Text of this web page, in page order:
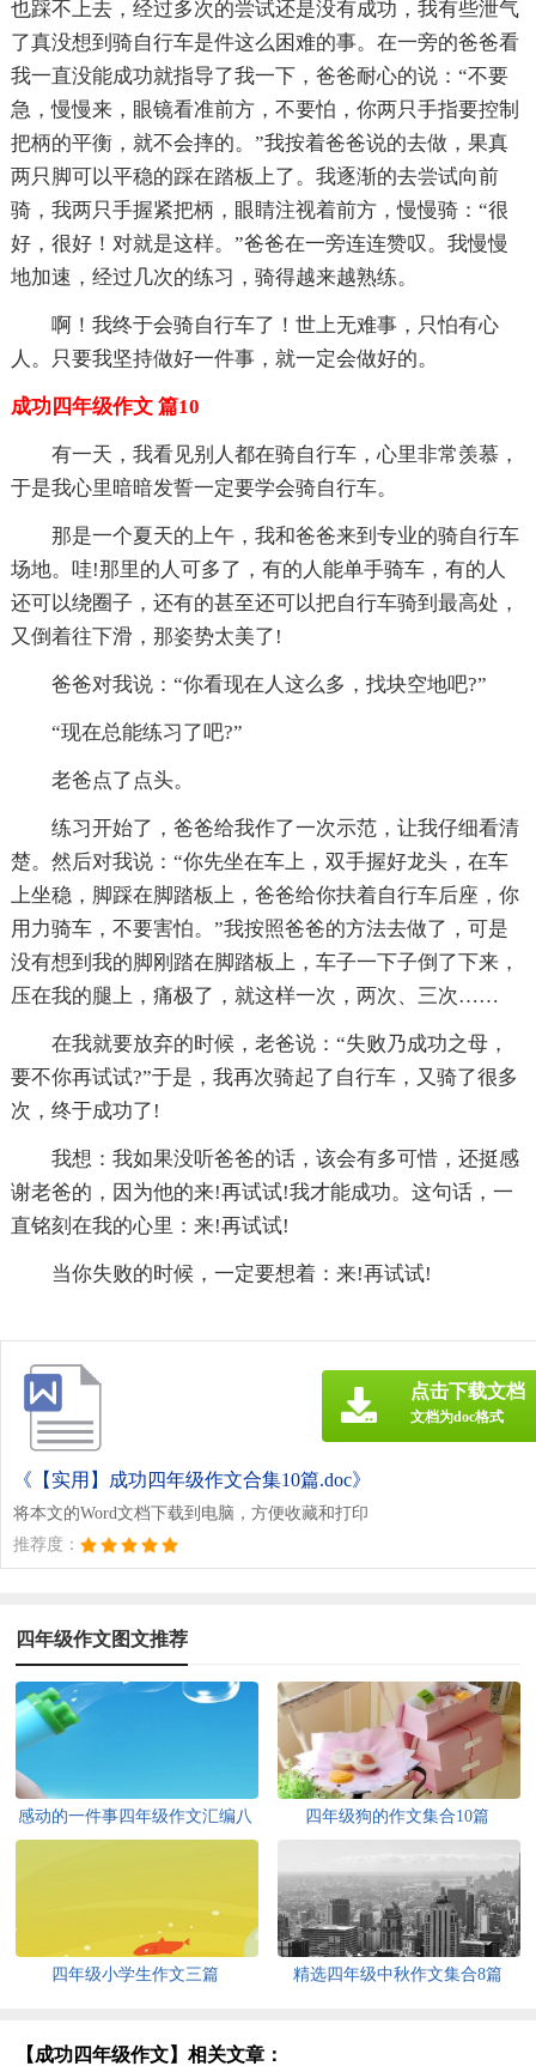
也踩不上去，经过多次的尝试还是没有成功，我有些泄气
了真没想到骑自行车是件这么困难的事。在一旁的爸爸看
我一直没能成功就指导了我一下，爸爸耐心的说：“不要
急，慢慢来，眼镜看准前方，不要怕，你两只手指要控制
把柄的平衡，就不会摔的。”我按着爸爸说的去做，果真
两只脚可以平稳的踩在踏板上了。我逐渐的去尝试向前
骑，我两只手握紧把柄，眼睛注视着前方，慢慢骑：“很
好，很好！对就是这样。”爸爸在一旁连连赞叹。我慢慢
地加速，经过几次的练习，骑得越来越熟练。
啊！我终于会骑自行车了！世上无难事，只怕有心
人。只要我坚持做好一件事，就一定会做好的。
成功四年级作文 篇10
有一天，我看见别人都在骑自行车，心里非常羡慕，
于是我心里暗暗发誓一定要学会骑自行车。
那是一个夏天的上午，我和爸爸来到专业的骑自行车
场地。哇!那里的人可多了，有的人能单手骑车，有的人
还可以绕圈子，还有的甚至还可以把自行车骑到最高处，
又倒着往下滑，那姿势太美了!
爸爸对我说：“你看现在人这么多，找块空地吧?”
“现在总能练习了吧?”
老爸点了点头。
练习开始了，爸爸给我作了一次示范，让我仔细看清
楚。然后对我说：“你先坐在车上，双手握好龙头，在车
上坐稳，脚踩在脚踏板上，爸爸给你扶着自行车后座，你
用力骑车，不要害怕。”我按照爸爸的方法去做了，可是
没有想到我的脚刚踏在脚踏板上，车子一下子倒了下来，
压在我的腿上，痛极了，就这样一次，两次、三次……
在我就要放弃的时候，老爸说：“失败乃成功之母，
要不你再试试?”于是，我再次骑起了自行车，又骑了很多
次，终于成功了!
我想：我如果没听爸爸的话，该会有多可惜，还挺感
谢老爸的，因为他的来!再试试!我才能成功。这句话，一
直铭刻在我的心里：来!再试试!
当你失败的时候，一定要想着：来!再试试!
《【实用】成功四年级作文合集10篇.doc》
将本文的Word文档下载到电脑，方便收藏和打印
推荐度：
点击下载文档
文档为doc格式
四年级作文图文推荐
感动的一件事四年级作文汇编八
四年级狗的作文集合10篇
四年级小学生作文三篇 精选四年级中秋作文集合8篇
【成功四年级作文】相关文章：